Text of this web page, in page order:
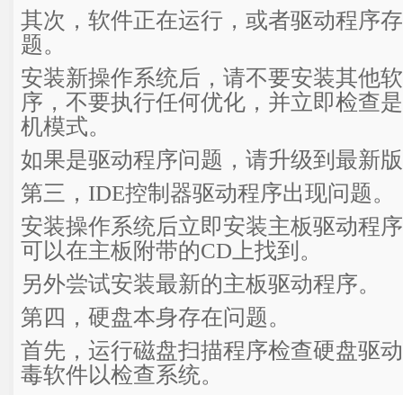
其次，软件正在运行，或者驱动程序
题。
安装新操作系统后，请不要安装其他
序，不要执行任何优化，并立即检查
机模式。
如果是驱动程序问题，请升级到最新
第三，IDE控制器驱动程序出现问题。
安装操作系统后立即安装主板驱动程
可以在主板附带的CD上找到。
另外尝试安装最新的主板驱动程序。
第四，硬盘本身存在问题。
首先，运行磁盘扫描程序检查硬盘驱
毒软件以检查系统。